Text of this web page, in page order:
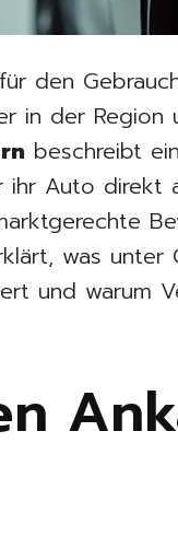
den
in der Region
beschreibt
Auto direkt
was
und warum